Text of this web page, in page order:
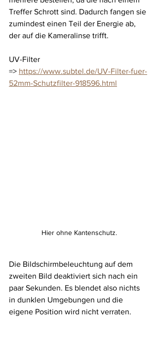
Treffer Schrott sind. Dadurch fangen sie
zumindest einen Teil der Energie ab,
der auf die Kameralinse trifft.
UV-Filter
=> https://www.subtel.de/UV-Filter-fuer-
52mm-Schutzfilter-918596.html
Hier ohne Kantenschutz.
Die Bildschirmbeleuchtung auf dem
zweiten Bild deaktiviert sich nach ein
paar Sekunden. Es blendet also nichts
in dunklen Umgebungen und die
eigene Position wird nicht verraten.